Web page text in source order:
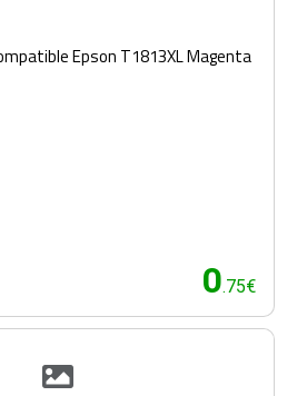
Epson T1813XL Magenta
0.75€